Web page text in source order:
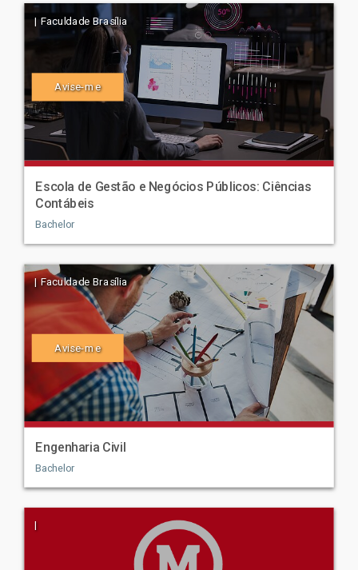
| Faculdade Brasília
Avise-me
Escola de Gestão e Negócios Públicos: Ciências
Contábeis
Bachelor
| Faculdade Brasília
Avise-me
Engenharia Civil
Bachelor
|